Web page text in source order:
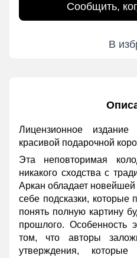
Сообщить,
В
Лицензионное
красивой подарочной
Эта неповторимая
никакого сходства с
Аркан обладает новейшей
себе подсказки, которые
понять полную картину
прошлого. Особенность
том, что авторы
утверждения,